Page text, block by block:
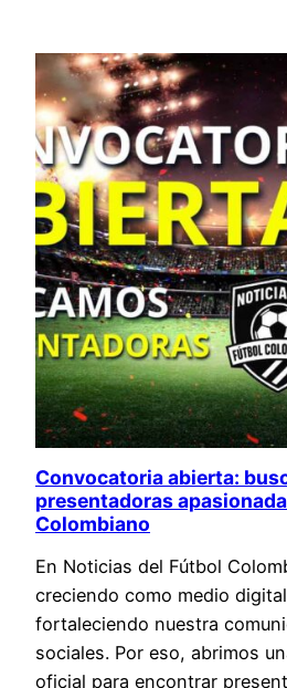
Convocatoria abierta:
presentadoras
Colombiano
En Noticias del Fútbol
creciendo como medio
fortaleciendo nuestra
sociales. Por eso, abrimos
oficial para encontrar